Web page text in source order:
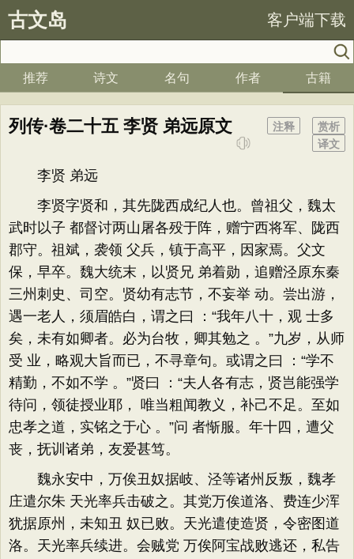
古文岛 客户端下载
推荐 诗文 名句 作者 古籍
列传·卷二十五 李贤 弟远原文 赏析
注释
译文
李贤 弟远
李贤字贤和，其先陇西成纪人也。曾祖父，魏太
武时以子 都督讨两山屠各殁于阵，赠宁西将军、陇西
郡守。祖斌，袭领 父兵，镇于高平，因家焉。父文
保，早卒。魏大统末，以贤兄 弟着勋，追赠泾原东秦
三州刺史、司空。贤幼有志节，不妄举 动。尝出游，
遇一老人，须眉皓白，谓之曰 ：“我年八十，观 士多
矣，未有如卿者。必为台牧，卿其勉之 。”九岁，从师
受 业，略观大旨而已，不寻章句。或谓之曰 ：“学不
精勤，不如不学 。”贤曰 ：“夫人各有志，贤岂能强学
待问，领徒授业耶， 唯当粗闻教义，补己不足。至如
忠孝之道，实铭之于心 。”问 者惭服。年十四，遭父
丧，抚训诸弟，友爱甚笃。
魏永安中，万俟丑奴据岐、泾等诸州反叛，魏孝
庄遣尔朱 天光率兵击破之。其党万俟道洛、费连少浑
犹据原州，未知丑 奴已败。天光遣使造贤，令密图道
洛。天光率兵续进。会贼党 万俟阿宝战败逃还，私告